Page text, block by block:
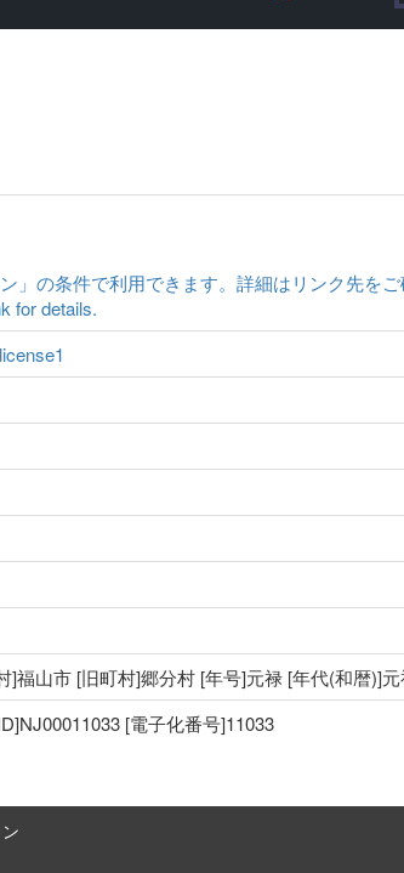
」の条件で利用できます。詳細はリンク先を
for details.
]福山市 [旧町村]郷分村 [年号]元禄 [年代(和暦)]
[電子化番号]11033